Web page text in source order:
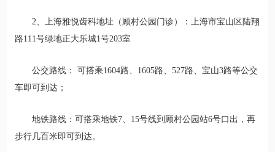
2、上海雅悦齿科地址（顾村公园门诊）：上海市宝山区陆翔
路111号绿地正大乐城1号203室
公交路线： 可搭乘1604路、1605路、527路、宝山3路等公交
车即可到达；
地铁路线：可搭乘地铁7、15号线到顾村公园站6号口出，再
步行几百米即可到达。